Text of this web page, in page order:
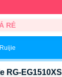
RẺ
RG-EG1510XS